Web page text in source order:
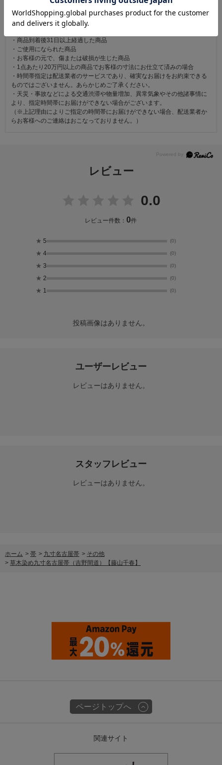
お仕立て後、お客様の手元に届いてから30日以内であれば返品可能です。
返品にかかる送料は無料です。
・商品到着後31日以上経過した商品
・ご使用になられた商品
・お客様の元で、傷または破損が生じた商品
・1点あたり20万円以上の商品でお客様の寸法にお仕立て済みの場合
・時間帯指定は配送業者のサービスであり、確実なお届けをお約束できる
ものではございません。あらかじめご了承ください。
・天災・事故などによる交通渋滞や物量増加、異常気象やその他諸事情に
より、指定時間帯にお届けができない場合がございます。
（※上記理由によりご指定の時間帯にお届けができない場合、配送業者か
らお客様へのご連絡はおこなっておりません。）
レビュー
0.0
レビュー件数：0件
★ 5 (0)
★ 4 (0)
★ 3 (0)
★ 2 (0)
★ 1 (0)
投稿画像はありません。
ユーザーレビュー
レビューはありません。
スタッフレビュー
レビューはありません。
ホーム > 帯 > 九寸名古屋帯 > その他
> 草木染め九寸名古屋帯（吉野間道）【藤山千春】
ページトップへ
関連サイト